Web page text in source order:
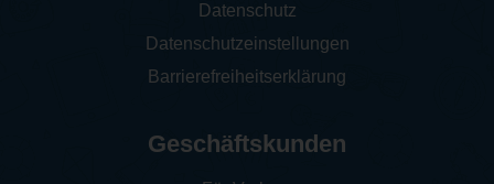
Datenschutz
Datenschutzeinstellungen
Barrierefreiheitserklärung
Geschäftskunden